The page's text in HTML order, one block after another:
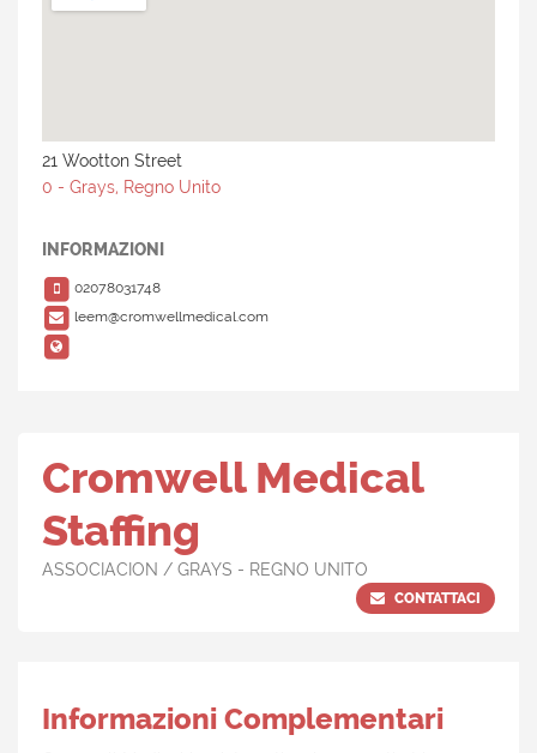
21 Wootton Street
0 - Grays, Regno Unito
INFORMAZIONI
02078031748
leem@cromwellmedical.com
Cromwell Medical
Staffing
ASSOCIACION / GRAYS - REGNO UNITO
CONTATTACI
Informazioni Complementari